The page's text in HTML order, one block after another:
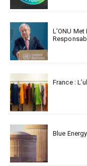
L’ONU
France :
Blue